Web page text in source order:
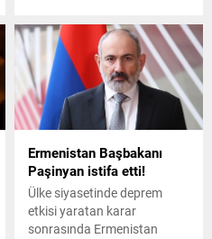
Ermenistan Başbakanı
Paşinyan istifa etti!
Ülke siyasetinde deprem
etkisi yaratan karar
sonrasında Ermenistan